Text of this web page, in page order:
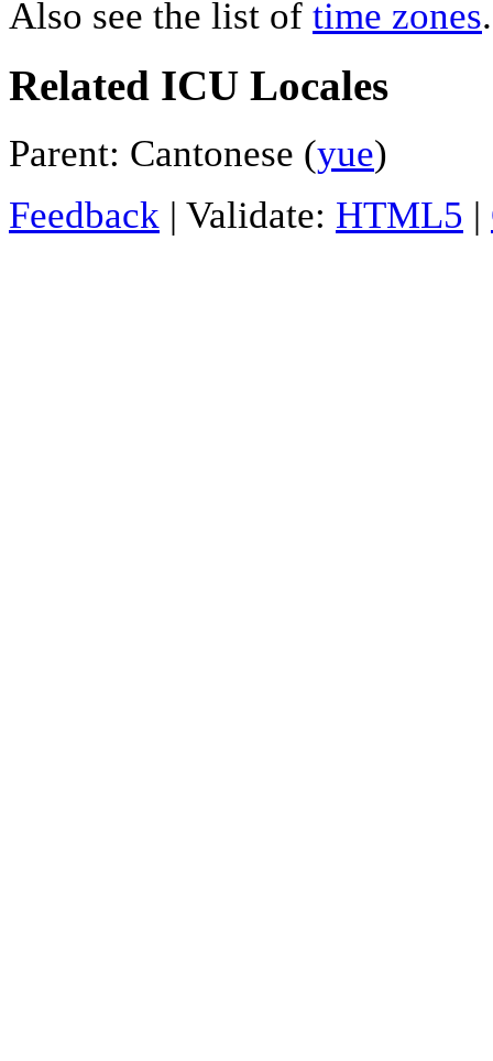
Also see the list of time zones.
Related ICU Locales
Parent: Cantonese (yue)
Feedback | Validate: HTML5 |